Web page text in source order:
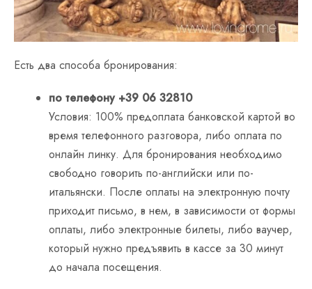
Есть два способа бронирования:
по телефону +39 06 32810
Условия: 100% предоплата банковской картой во
время телефонного разговора, либо оплата по
онлайн линку. Для бронирования необходимо
свободно говорить по-английски или по-
итальянски. После оплаты на электронную почту
приходит письмо, в нем, в зависимости от формы
оплаты, либо электронные билеты, либо ваучер,
который нужно предъявить в кассе за 30 минут
до начала посещения.